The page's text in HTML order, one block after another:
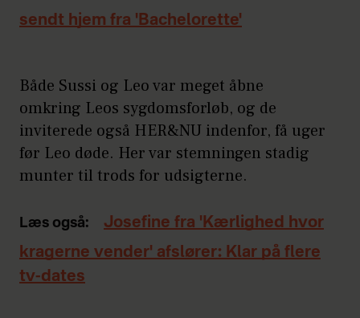
sendt hjem fra 'Bachelorette'
Både Sussi og Leo var meget åbne
omkring Leos sygdomsforløb, og de
inviterede også HER&NU indenfor, få uger
før Leo døde. Her var stemningen stadig
munter til trods for udsigterne.
Læs også:
Josefine fra 'Kærlighed hvor
kragerne vender' afslører: Klar på flere
tv-dates